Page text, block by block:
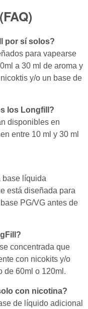
por sí solos?
para vapearse
a 30 ml de aroma y
y/o un base de
los Longfill?
disponibles en
entre 10 ml y 30 ml
base líquida
está diseñada para
PG/VG antes de
concentrada que
con nicokits y/o
de 60ml o 120ml.
con nicotina?
de líquido adicional